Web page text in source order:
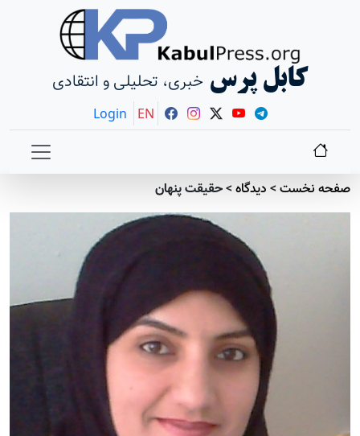
کابل پرس خبری، تحلیلی و انتقادی
Login EN
صفحه نخست> دیدگاه>حقیقت پنهان